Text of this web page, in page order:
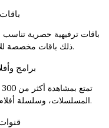
6.
ذلك باقات مخصصة للأطفال تضم محتوى تعليمي وترفيهي.
7. برامج
المسلسلات، وسلسلة أفلام نجوم هوليوود التي تعرض بشكل مستمر.
8.